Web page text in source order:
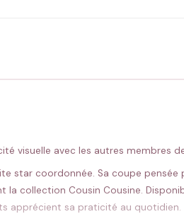
visuelle avec les autres membres
star coordonnée. Sa coupe pensée
collection Cousin Cousine.
apprécient sa praticité au quotidien.